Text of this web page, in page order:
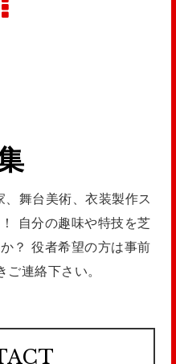
、舞台美術、衣装製作ス
自分の趣味や特技を芝
？ 役者希望の方は事前
ご連絡下さい。